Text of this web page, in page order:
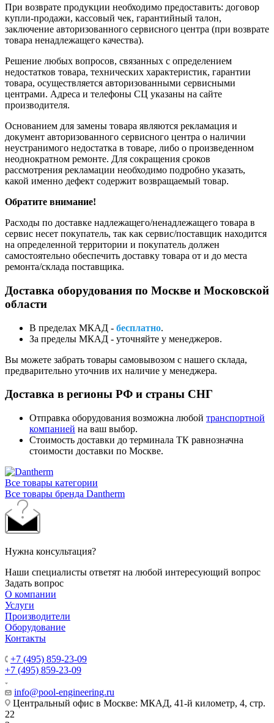
При возврате продукции необходимо предоставить: договор
купли-продажи, кассовый чек, гарантийный талон,
заключение авторизованного сервисного центра (при возврате
товара ненадлежащего качества).
Решение любых вопросов, связанных с определением
недостатков товара, технических характеристик, гарантии
товара, осуществляется авторизованными сервисными
центрами. Адреса и телефоны СЦ указаны на сайте
производителя.
Основанием для замены товара являются рекламация и
документ авторизованного сервисного центра о наличии
неустранимого недостатка в товаре, либо о произведенном
неоднократном ремонте. Для сокращения сроков
рассмотрения рекламации необходимо подробно указать,
какой именно дефект содержит возвращаемый товар.
Обратите внимание!
Расходы по доставке надлежащего/ненадлежащего товара в
сервис несет покупатель, так как сервис/поставщик находится
на определенной территории и покупатель должен
самостоятельно обеспечить доставку товара от и до места
ремонта/склада поставщика.
Доставка оборудования по Москве и Московской
области
В пределах МКАД - бесплатно.
За пределы МКАД - уточняйте у менеджеров.
Вы можете забрать товары самовывозом с нашего склада,
предварительно уточнив их наличие у менеджера.
Доставка в регионы РФ и страны СНГ
Отправка оборудования возможна любой транспортной
компанией на ваш выбор.
Стоимость доставки до терминала ТК равнозначна
стоимости доставки по Москве.
Все товары категории
Все товары бренда Dantherm
Нужна консультация?
Наши специалисты ответят на любой интересующий вопрос
Задать вопрос
О компании
Услуги
Производители
Оборудование
Контакты
+7 (495) 859-23-09
+7 (495) 859-23-09
info@pool-engineering.ru
Центральный офис в Москве: МКАД, 41-й километр, 4, стр.
22